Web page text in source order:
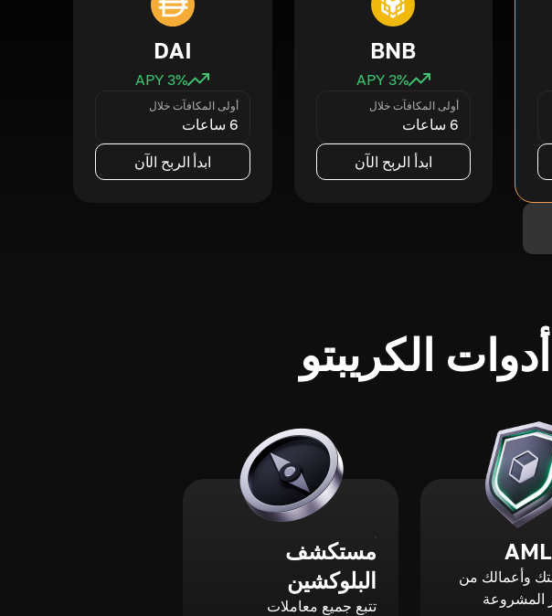
BNB
3% APY
أولى المكافآت خلال
6 ساعات
ابدأ الربح الآن
DAI
3% APY
أولى المكافآت خلال
6 ساعات
ابدأ الربح الآن
الكريبتو
وأعمالك من
المشروعة
مستكشف
البلوكشين
تتبع جميع معاملات